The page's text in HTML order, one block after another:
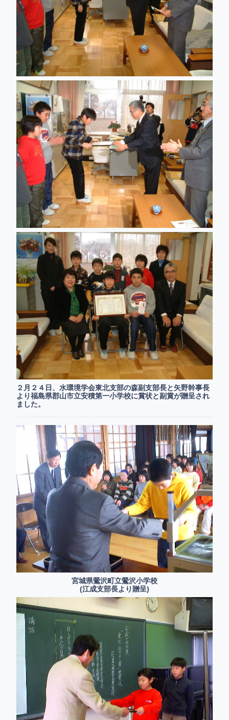
２月２４日、水環境学会東北支部の森副支部長と矢野幹事長
より福島県郡山市立安積第一小学校に賞状と副賞が贈呈され
ました。
宮城県鶯沢町立鶯沢小学校
(江成支部長より贈呈)